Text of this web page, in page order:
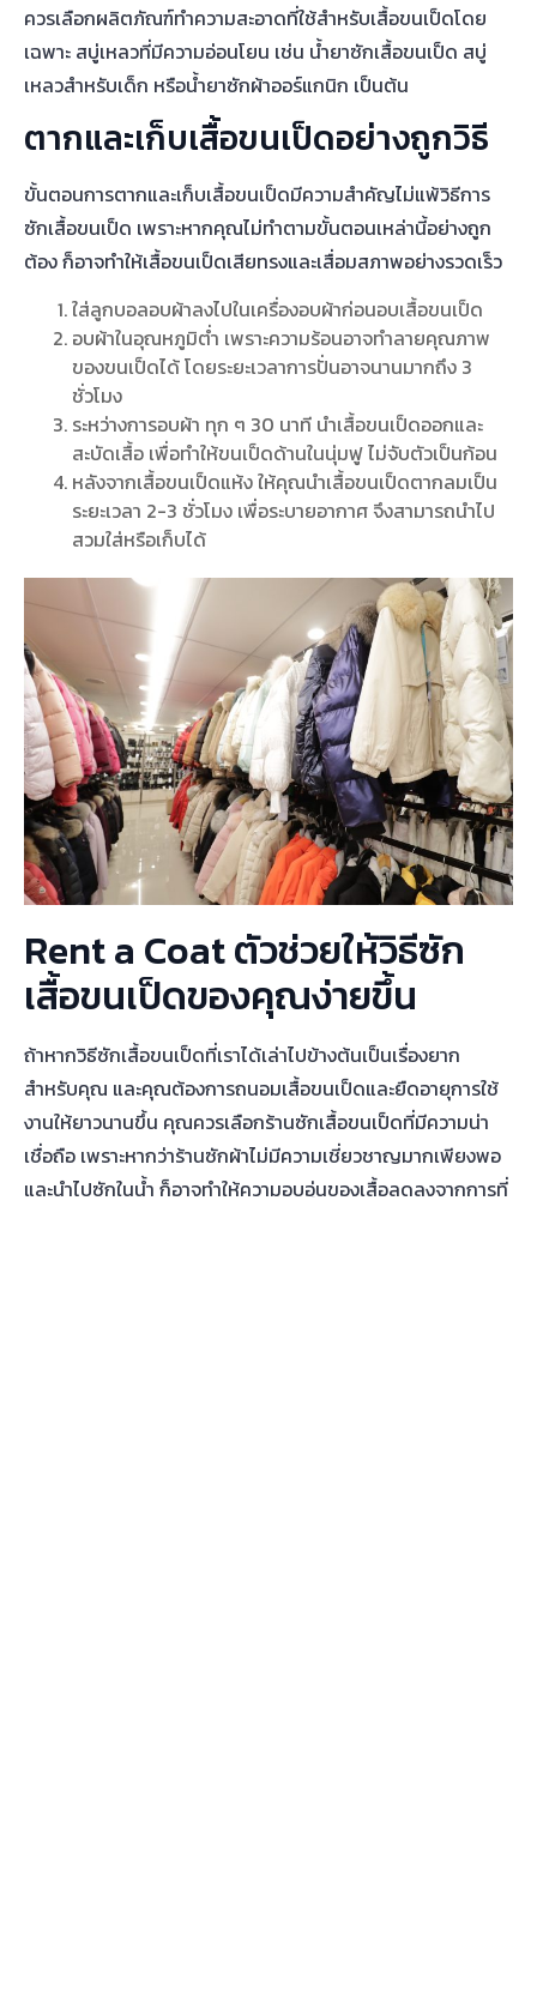
ควรเลือกผลิตภัณฑ์ทำความสะอาดที่ใช้สำหรับเสื้อขนเป็ดโดย
เฉพาะ สบู่เหลวที่มีความอ่อนโยน เช่น น้ำยาซักเสื้อขนเป็ด สบู่
เหลวสำหรับเด็ก หรือน้ำยาซักผ้าออร์แกนิก เป็นต้น
ตากและเก็บเสื้อขนเป็ดอย่างถูกวิธี
ขั้นตอนการตากและเก็บเสื้อขนเป็ดมีความสำคัญไม่แพ้วิธีการ
ซักเสื้อขนเป็ด เพราะหากคุณไม่ทำตามขั้นตอนเหล่านี้อย่างถูก
ต้อง ก็อาจทำให้เสื้อขนเป็ดเสียทรงและเสื่อมสภาพอย่างรวดเร็ว
ใส่ลูกบอลอบผ้าลงไปในเครื่องอบผ้าก่อนอบเสื้อขนเป็ด
อบผ้าในอุณหภูมิต่ำ เพราะความร้อนอาจทำลายคุณภาพ
ของขนเป็ดได้ โดยระยะเวลาการปั่นอาจนานมากถึง 3
ชั่วโมง
ระหว่างการอบผ้า ทุก ๆ 30 นาที นำเสื้อขนเป็ดออกและ
สะบัดเสื้อ เพื่อทำให้ขนเป็ดด้านในนุ่มฟู ไม่จับตัวเป็นก้อน
หลังจากเสื้อขนเป็ดแห้ง ให้คุณนำเสื้อขนเป็ดตากลมเป็น
ระยะเวลา 2-3 ชั่วโมง เพื่อระบายอากาศ จึงสามารถนำไป
สวมใส่หรือเก็บได้
Rent a Coat ตัวช่วยให้วิธีซัก
เสื้อขนเป็ดของคุณง่ายขึ้น
ถ้าหากวิธีซักเสื้อขนเป็ดที่เราได้เล่าไปข้างต้นเป็นเรื่องยาก
สำหรับคุณ และคุณต้องการถนอมเสื้อขนเป็ดและยืดอายุการใช้
งานให้ยาวนานขึ้น คุณควรเลือกร้านซักเสื้อขนเป็ดที่มีความน่า
เชื่อถือ เพราะหากว่าร้านซักผ้าไม่มีความเชี่ยวชาญมากเพียงพอ
และนำไปซักในน้ำ ก็อาจทำให้ความอบอุ่นของเสื้อลดลงจากการที่